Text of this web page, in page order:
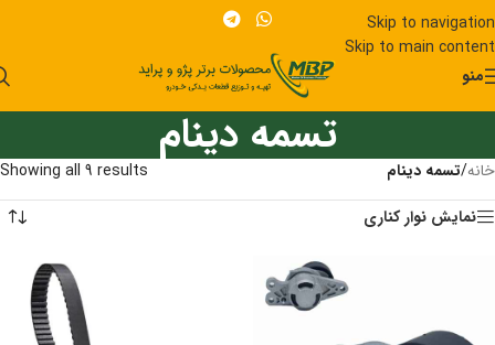
Skip to navigation
Skip to main content
منو
تسمه دینام
خانه/تسمه دینام
Showing all 9 results
نمایش نوار کناری